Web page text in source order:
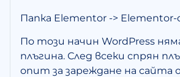
Папка Elementor -> Elementor-
По този начин WordPress
плъгина. След всеки спрян
опит за зареждане на сайта